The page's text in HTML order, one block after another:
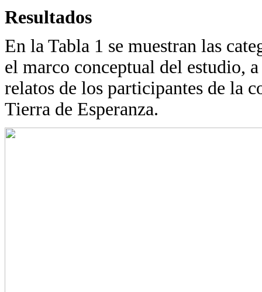
Resultados
En la Tabla 1 se muestran las
el marco conceptual del estudio,
relatos de los participantes de la
Tierra de Esperanza.